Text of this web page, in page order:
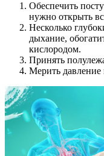
Обеспечить
нужно открыть
Несколько
дыхание,
кислородом.
Принять
Мерить